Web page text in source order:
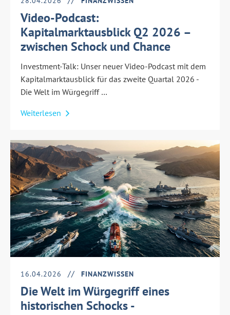
Video-Podcast:
Kapitalmarktausblick Q2 2026 –
zwischen Schock und Chance
Investment-Talk: Unser neuer Video-Podcast mit dem
Kapitalmarktausblick für das zweite Quartal 2026 -
Die Welt im Würgegriff …
Weiterlesen
16.04.2026 FINANZWISSEN
Die Welt im Würgegriff eines
historischen Schocks -